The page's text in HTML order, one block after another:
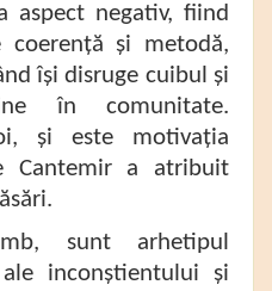
aspect negativ, fiind
coerență și metodă,
își disruge cuibul și
în comunitate.
și este motivația
Cantemir a atribuit
sunt arhetipul
inconștientului și